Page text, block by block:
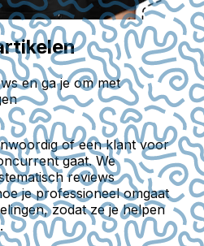
en ga je om met
of een klant voor
gaat. We
reviews
je professioneel omgaat
zodat ze je helpen